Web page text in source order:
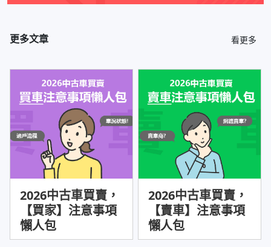
更多文章 看更多
2026中古車買賣，
【買家】注意事項
懶人包
2026中古車買賣，
【賣車】注意事項
懶人包